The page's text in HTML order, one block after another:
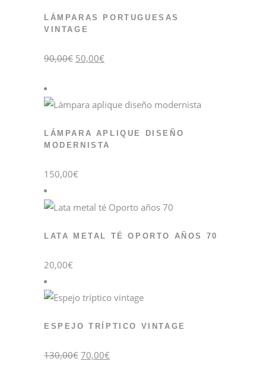
LÁMPARAS PORTUGUESAS
VINTAGE
90,00€ El
precio
50,00€precio
LÁMPARA APLIQUE DISEÑO
MODERNISTA
150,00€
LATA METAL TÉ OPORTO AÑOS 70
20,00€
ESPEJO TRÍPTICO VINTAGE
130,00€ El
precio
70,00€precio